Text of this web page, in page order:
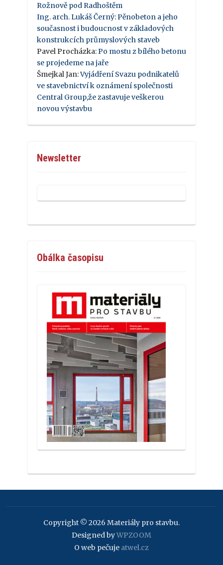
Rožnově pod Radhoštěm
Ing. arch. Lukáš Černý: Pěnobeton a jeho
současnost i budoucnost v základových
konstrukcích průmyslových staveb
Pavel Procházka: Po mostu z bílého betonu
se projedeme na jaře
Šmejkal Jan:Vyjádření Svazu podnikatelů
ve stavebnictví k oznámení společnosti
Central Group,že zastavuje veškerou
novou výstavbu
Newsletter
Obálka časopisu
Copyright © 2026 Materiály pro stavbu.
Designed byWPZOOM
O web pečuje atwel.cz